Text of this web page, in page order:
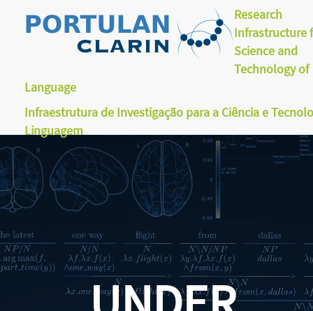
Research
Infrastructure
Science and
Technology of
Language
Infraestrutura de Investigação para a Ciência e
Linguagem